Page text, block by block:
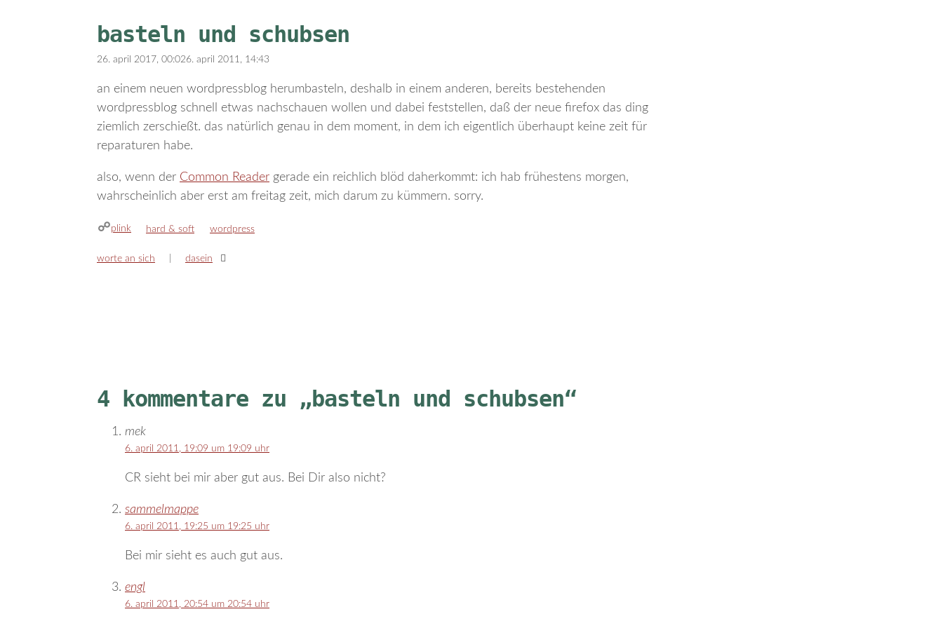
basteln und schubsen
26. april 2017, 00:026. april 2011, 14:43
an einem neuen wordpressblog herumbasteln, deshalb in einem anderen, bereits bestehenden
wordpressblog schnell etwas nachschauen wollen und dabei feststellen, daß der neue firefox das ding
ziemlich zerschießt. das natürlich genau in dem moment, in dem ich eigentlich überhaupt keine zeit für
reparaturen habe.
also, wenn der Common Reader gerade ein reichlich blöd daherkommt: ich hab frühestens morgen,
wahrscheinlich aber erst am freitag zeit, mich darum zu kümmern. sorry.
plink kategorien
hard & soft schlagwörter
wordpress
worte an sich dasein
4 kommentare zu „basteln und schubsen“
mek
6. april 2011, 19:09 um 19:09 uhr
CR sieht bei mir aber gut aus. Bei Dir also nicht?
sammelmappe
6. april 2011, 19:25 um 19:25 uhr
Bei mir sieht es auch gut aus.
engl
6. april 2011, 20:54 um 20:54 uhr